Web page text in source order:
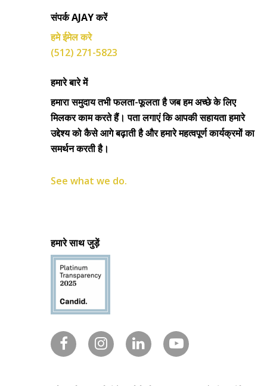
संपर्क AJAY करें
हमे ईमेल करे
(512) 271-5823
हमारे बारे में
हमारा समुदाय तभी फलता-फूलता है जब हम अच्छे के लिए
मिलकर काम करते हैं। पता लगाएं कि आपकी सहायता हमारे
उद्देश्य को कैसे आगे बढ़ाती है और हमारे महत्वपूर्ण कार्यक्रमों का
समर्थन करती है।
See what we do.
हमारे साथ जुड़ें